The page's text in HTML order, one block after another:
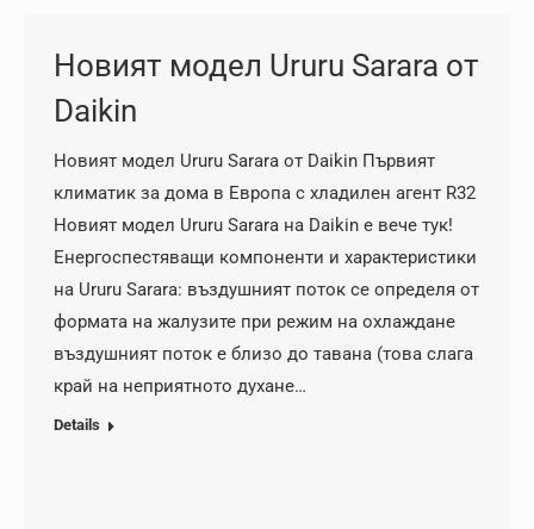
Новият модел Ururu Sarara от
Daikin
Новият модел Ururu Sarara от Daikin Първият
климатик за дома в Европа с хладилен агент R32
Новият модел Ururu Sarara на Daikin е вече тук!
Енергоспестяващи компоненти и характеристики
на Ururu Sarara: въздушният поток се определя от
формата на жалузите при режим на охлаждане
въздушният поток е близо до тавана (това слага
край на неприятното духане…
Details